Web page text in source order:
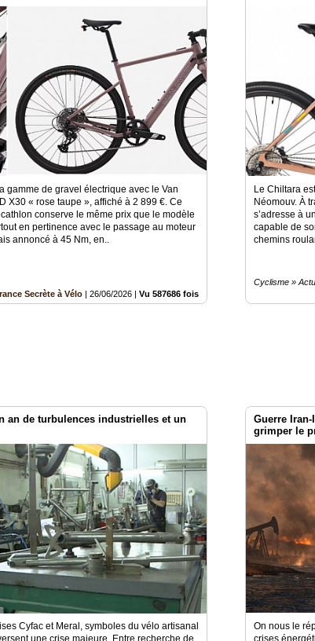
gamme de gravel électrique avec le Van
X30 « rose taupe », affiché à 2 899 €. Ce
conserve le même prix que le modèle
en pertinence avec le passage au moteur
annoncé à 45 Nm, en..
Secrète à Vélo | 26/06/2026 | Vu 587686 fois
Le Chiltara
Néomouv. À
s’adresse à
capable de
chemins
Cyclisme »
an de turbulences industrielles et un
Cyfac et Meral, symboles du vélo artisanal
Guerre
grimper le
On nous le